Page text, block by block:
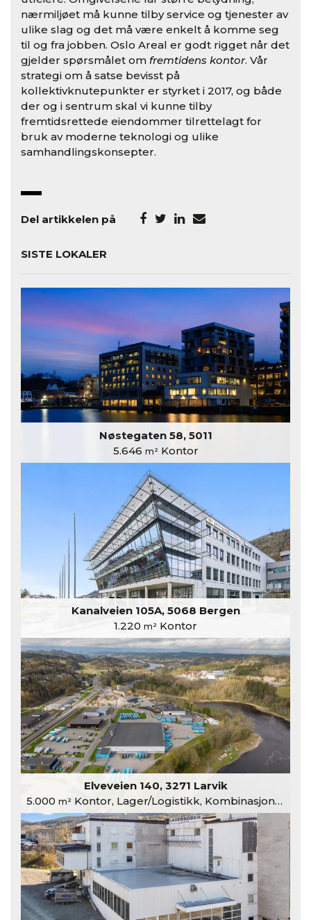
nærmiljøet må kunne tilby service og tjenester av
ulike slag og det må være enkelt å komme seg
til og fra jobben. Oslo Areal er godt rigget når det
gjelder spørsmålet om fremtidens kontor. Vår
strategi om å satse bevisst på
kollektivknutepunkter er styrket i 2017, og både
der og i sentrum skal vi kunne tilby
fremtidsrettede eiendommer tilrettelagt for
bruk av moderne teknologi og ulike
samhandlingskonsepter.
Del artikkelen på
SISTE LOKALER
Nøstegaten 58, 5011
5.646 m²Kontor
Kanalveien 105A, 5068 Bergen
1.220 m² Kontor
Elveveien 140, 3271 Larvik
5.000 m²Kontor, Lager/Logistikk, Kombinasjonslokaler